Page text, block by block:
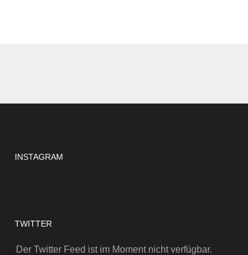
INSTAGRAM
TWITTER
Der Twitter Feed ist im Moment nicht verfügbar.